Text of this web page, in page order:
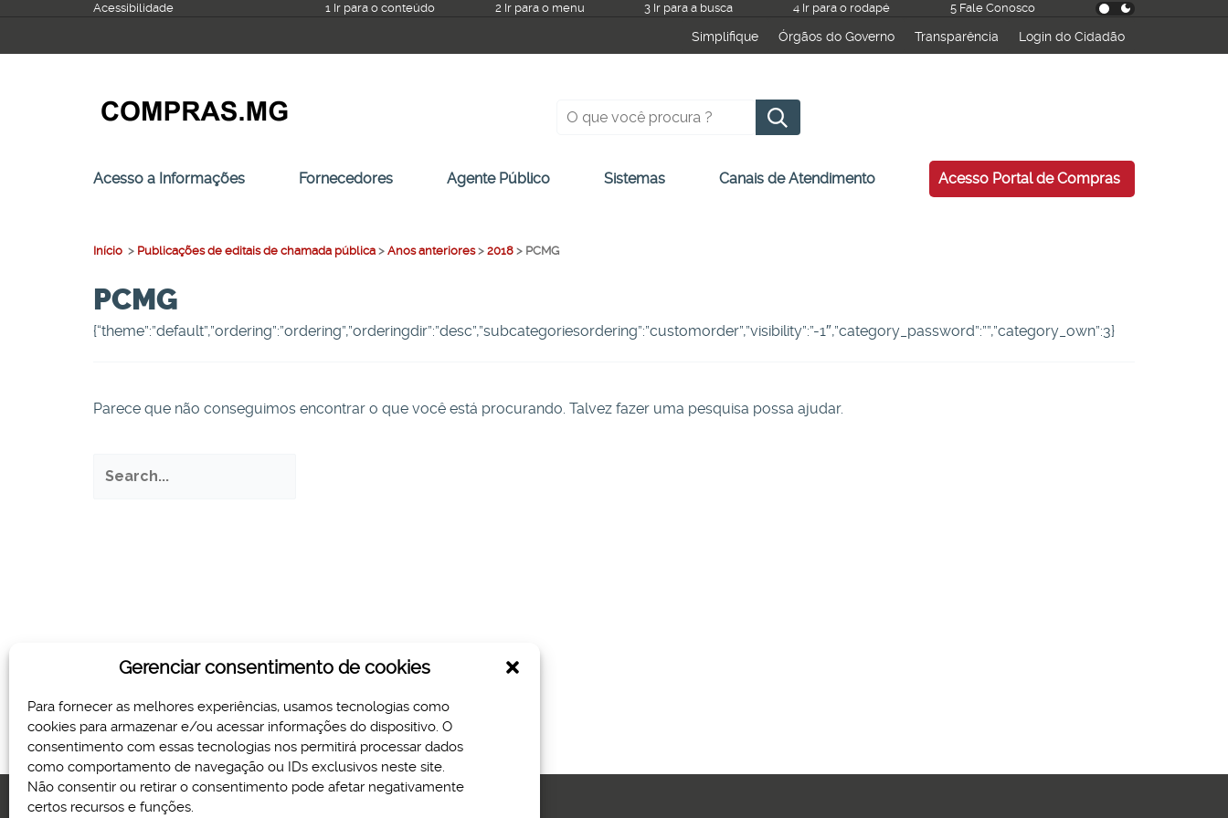
Gerenciar consentimento de cookies
Para fornecer as melhores experiências, usamos tecnologias como
cookies para armazenar e/ou acessar informações do dispositivo. O
consentimento com essas tecnologias nos permitirá processar dados
como comportamento de navegação ou IDs exclusivos neste site.
Não consentir ou retirar o consentimento pode afetar negativamente
certos recursos e funções.
o
Acessibilidade 1 Ir para o conteúdo 2 Ir para o menu 3 Ir para a busca 4 Ir para o rodapé 5 Fale Conosco
Simplifique Órgãos do Governo Transparência Login do Cidadão
Acesso a Informações Fornecedores Agente Público Sistemas Canais de Atendimento Acesso Portal de Compras
Início > Publicações de editais de chamada pública > Anos anteriores> 2018 > PCMG
PCMG
{“theme”:”default”,”ordering”:”ordering”,”orderingdir”:”desc”,”subcategoriesordering”:”customorder”,”visibility”:”-1″,”category_password”:””,”category_own”:3}
Parece que não conseguimos encontrar o que você está procurando. Talvez fazer uma pesquisa possa ajudar.
por: